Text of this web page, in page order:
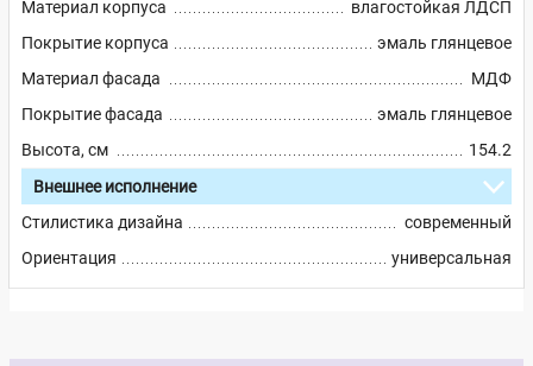
Материал корпуса
влагостойкая ЛДСП
Покрытие корпуса
эмаль глянцевое
Материал фасада
МДФ
Покрытие фасада
эмаль глянцевое
Высота, см
154.2
Внешнее исполнение
Стилистика дизайна
современный
Ориентация
универсальная